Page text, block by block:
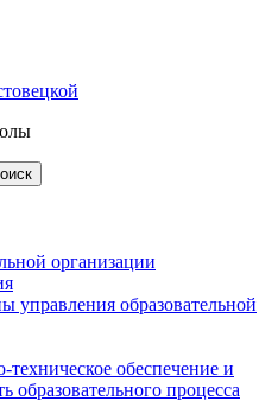
организации
управления образовательной
техническое обеспечение и
образовательного процесса